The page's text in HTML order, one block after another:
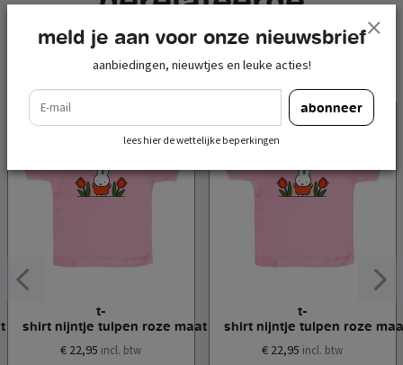
producten
t-
shirt nijntje tulpen roze maat xs
€ 22,95 incl. btw
t-
shirt nijntje tulpen roze
€ 22,95 incl. btw
meld je aan voor onze nieuwsbrief
aanbiedingen, nieuwtjes en leuke acties!
e-mail
abonneer
lees hier de wettelijke beperkingen